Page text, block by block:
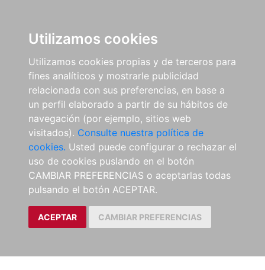
Utilizamos cookies
Utilizamos cookies propias y de terceros para
fines analíticos y mostrarle publicidad
relacionada con sus preferencias, en base a
un perfil elaborado a partir de su hábitos de
navegación (por ejemplo, sitios web
visitados). Consulte nuestra política de
cookies. Usted puede configurar o rechazar el
uso de cookies puslando en el botón
CAMBIAR PREFERENCIAS o aceptarlas todas
pulsando el botón ACEPTAR.
ACEPTAR CAMBIAR PREFERENCIAS